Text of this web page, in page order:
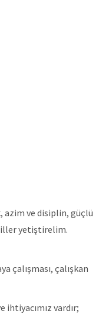
azim ve disiplin, güçlü
yetiştirelim.
çalışması, çalışkan
ihtiyacımız vardır;